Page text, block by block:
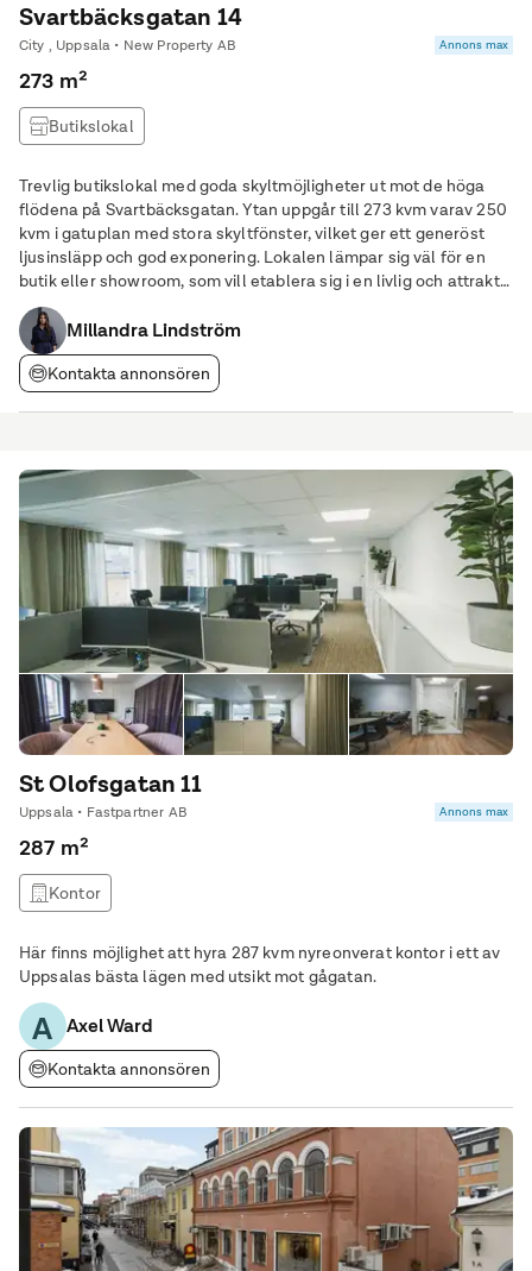
Svartbäcksgatan 14
City , Uppsala • New Property AB Annons max
273 m²
Butikslokal
Trevlig butikslokal med goda skyltmöjligheter ut mot de höga
flödena på Svartbäcksgatan. Ytan uppgår till 273 kvm varav 250
kvm i gatuplan med stora skyltfönster, vilket ger ett generöst
ljusinsläpp och god exponering. Lokalen lämpar sig väl för en
butik eller showroom, som vill etablera sig i en livlig och attraktiv
del av Uppsala City. Lokalen är centralt belägen på Uppsalas
vältrafikerade
Millandra Lindström
Kontakta annonsören
St Olofsgatan 11
Uppsala • Fastpartner AB Annons max
287 m²
Kontor
Här finns möjlighet att hyra 287 kvm nyreonverat kontor i ett av
Uppsalas bästa lägen med utsikt mot gågatan.
A Axel Ward
Kontakta annonsören